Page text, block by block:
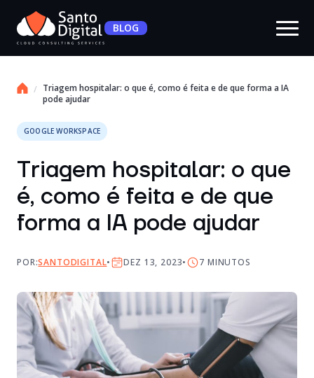
BLOG
Triagem hospitalar: o que é, como é feita e de que forma a IA
pode ajudar
GOOGLE WORKSPACE
Triagem hospitalar: o que
é, como é feita e de que
forma a IA pode ajudar
POR:SANTODIGITAL DEZ 13, 2023 7 MINUTOS